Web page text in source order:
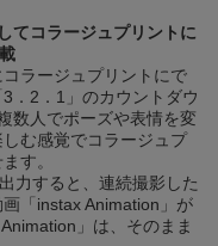
てコラージュプリントに
ラージュプリントにで
．2．1」のカウントダウ
数人でポーズや表情を変
む感覚でコラージュプ
す。
力すると、連続撮影した
「instax Animation」が
」は、そのまま